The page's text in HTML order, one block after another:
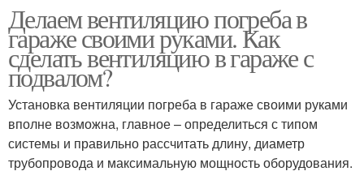
Делаем вентиляцию погреба в
гараже своими руками. Как
сделать вентиляцию в гараже с
подвалом?
Установка вентиляции погреба в гараже своими руками
вполне возможна, главное – определиться с типом
системы и правильно рассчитать длину, диаметр
трубопровода и максимальную мощность оборудования.